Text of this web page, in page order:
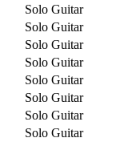
Solo Guitar
Solo Guitar
Solo Guitar
Solo Guitar
Solo Guitar
Solo Guitar
Solo Guitar
Solo Guitar